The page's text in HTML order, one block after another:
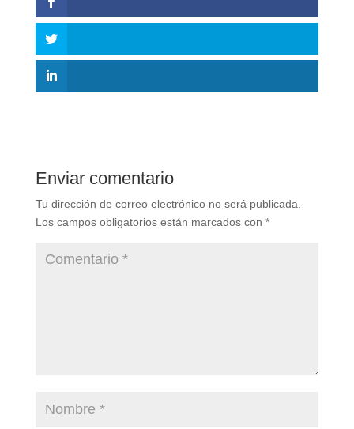
Enviar comentario
Tu dirección de correo electrónico no será publicada.
Los campos obligatorios están marcados con *